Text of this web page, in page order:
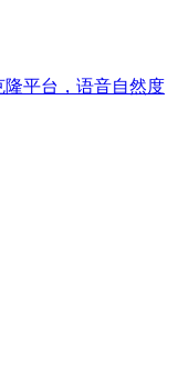
隆平台，语音自然度